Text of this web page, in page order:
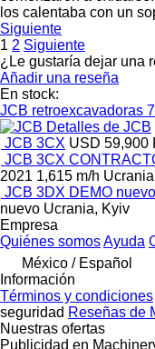
los calentaba con un
Siguiente
1 2 Siguiente
¿Le gustaría dejar una
Añadir una reseña
En stock:
JCB retroexcavadoras
Detalles de JCB
JCB 3CX USD 59,900
JCB 3CX
2021 1,615 m/h Ucrania
JCB 3DX DEMO nuevo
nuevo Ucrania, Kyiv
Empresa
Quiénes somosAyuda
México / Español
Información
Términos y condiciones
seguridad Reseñas de
Nuestras ofertas
Publicidad en